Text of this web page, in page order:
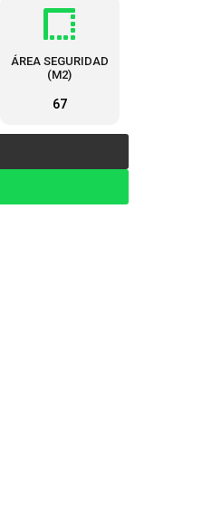
ÁREA SEGURIDAD
(M2)
67